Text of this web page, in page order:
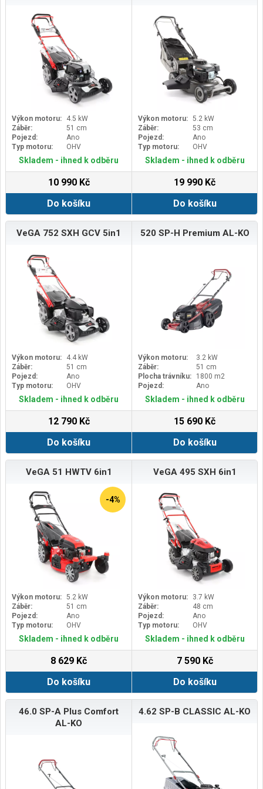
Výkon motoru:
4.5 kW
Záběr:
51 cm
Pojezd:
Ano
Typ motoru:
OHV
Skladem - ihned k odběru
10 990 Kč
Do košíku
Výkon motoru: 5.2 kW
Záběr:
53 cm
Pojezd:
Ano
Typ motoru:
OHV
Skladem - ihned k odběru
19 990 Kč
Do košíku
VeGA 752 SXH GCV 5in1
Výkon motoru:
4.4 kW
Záběr:
51 cm
Pojezd:
Ano
Typ motoru:
OHV
Skladem - ihned k odběru
12 790 Kč
Do košíku
520 SP-H Premium AL-KO
Výkon motoru:
3.2 kW
Záběr:
51 cm
Plocha trávníku:
1800 m2
Pojezd:
Ano
Skladem - ihned k odběru
15 690 Kč
Do košíku
VeGA 51 HWTV 6in1
-4%
Výkon motoru: 5.2 kW
Záběr:
51 cm
Pojezd:
Ano
Typ motoru:
OHV
Skladem - ihned k odběru
8 629 Kč
Do košíku
VeGA 495 SXH 6in1
Výkon motoru:
3.7 kW
Záběr:
48 cm
Pojezd:
Ano
Typ motoru:
OHV
Skladem - ihned k odběru
7 590 Kč
Do košíku
46.0 SP-A Plus Comfort
AL-KO
4.62 SP-B CLASSIC AL-KO